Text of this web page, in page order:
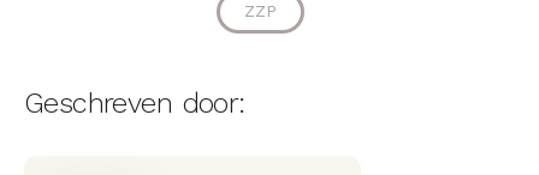
ZZP
Geschreven door: